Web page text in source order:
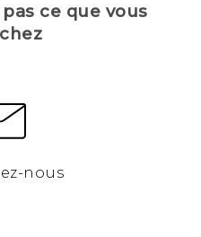
ce que vous
nous